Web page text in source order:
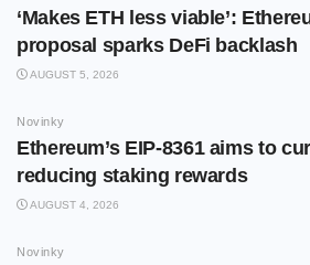
‘Makes ETH less viable’:
proposal sparks DeFi backlash
AUGUST 5, 2026
Novinky
Ethereum’s EIP-8361 aims to
reducing staking rewards
AUGUST 4, 2026
Novinky